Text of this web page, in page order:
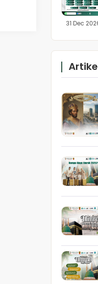
31 Dec